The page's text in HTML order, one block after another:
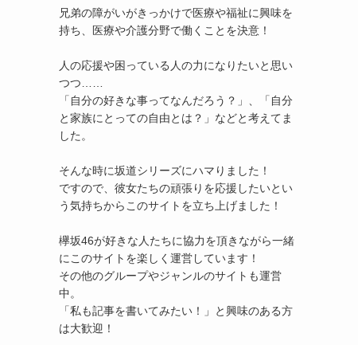
兄弟の障がいがきっかけで医療や福祉に興味を
持ち、医療や介護分野で働くことを決意！
人の応援や困っている人の力になりたいと思い
つつ……
「自分の好きな事ってなんだろう？」、「自分
と家族にとっての自由とは？」などと考えてま
した。
そんな時に坂道シリーズにハマりました！
ですので、彼女たちの頑張りを応援したいとい
う気持ちからこのサイトを立ち上げました！
欅坂46が好きな人たちに協力を頂きながら一緒
にこのサイトを楽しく運営しています！
その他のグループやジャンルのサイトも運営
中。
「私も記事を書いてみたい！」と興味のある方
は大歓迎！